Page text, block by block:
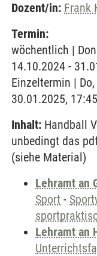
Dozent/in: Frank
Termin:
wöchentlich |
14.10.2024 -
Einzeltermin |
30.01.2025,
Inhalt: Handball
unbedingt das
(siehe Material)
Lehramt an
Sport -
Lehramt an